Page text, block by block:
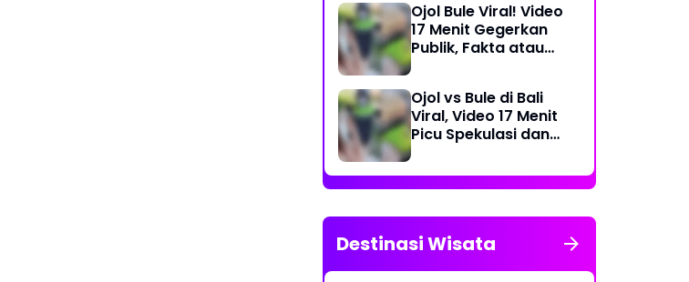
Ojol Bule Viral! Video
17 Menit Gegerkan
Publik, Fakta atau
Ojol vs Bule di Bali
Viral, Video 17 Menit
Picu Spekulasi dan
Destinasi Wisata